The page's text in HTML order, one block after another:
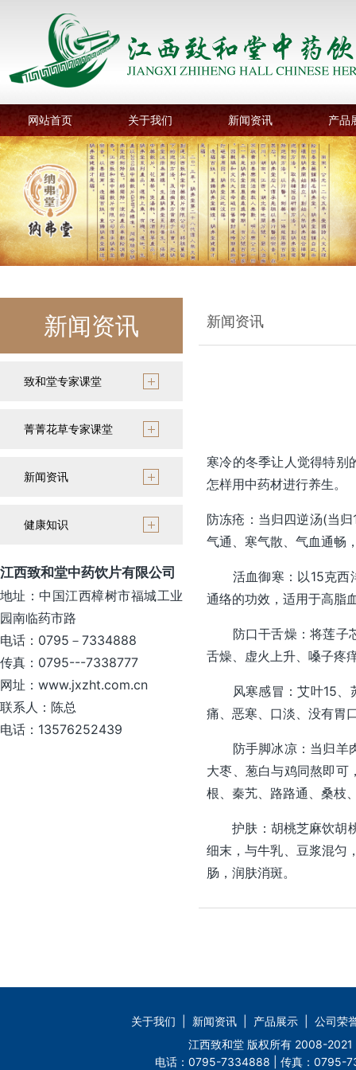
网站首页 关于我们 新闻资讯 产品
新闻资讯
致和堂专家课堂
菁菁花草专家课堂
新闻资讯
健康知识
江西致和堂中药饮片有限公司
地址：中国江西樟树市福城工业
园南临药市路
电话：0795－7334888
传真：0795---7338777
网址：www.jxzht.com.cn
联系人：陈总
电话：13576252439
新闻资讯
寒冷的冬季让人觉得特别
怎样用中药材进行养生。
防冻疮：当归四逆汤(当归
气通、寒气散、气血通畅
活血御寒：以15克西
通络的功效，适用于高脂
防口干舌燥：将莲子
舌燥、虚火上升、嗓子疼
风寒感冒：艾叶15、
痛、恶寒、口淡、没有胃
防手脚冰凉：当归羊肉
大枣、葱白与鸡同熬即可
根、 秦艽 、路路通、桑
护肤：胡桃芝麻饮胡
细末，与牛乳、豆浆混匀
肠，润肤消斑。
关于我们 新闻资讯 产品展示
公司荣
江西致和堂 版权所有 2008-
电话：0795-7334888 | 传真：0795-